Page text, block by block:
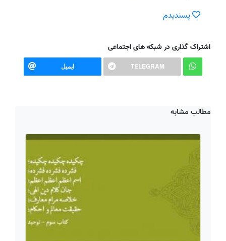
پسندیدم
اشتراک گذاری در شبکه های اجتماعی
ایمیل TELEGRAM
مطالب مشابه